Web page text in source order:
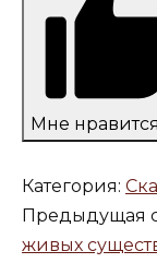
Мне нравится
Категория:
Предыдущая
живых